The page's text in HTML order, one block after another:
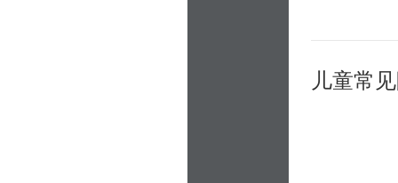
儿童常